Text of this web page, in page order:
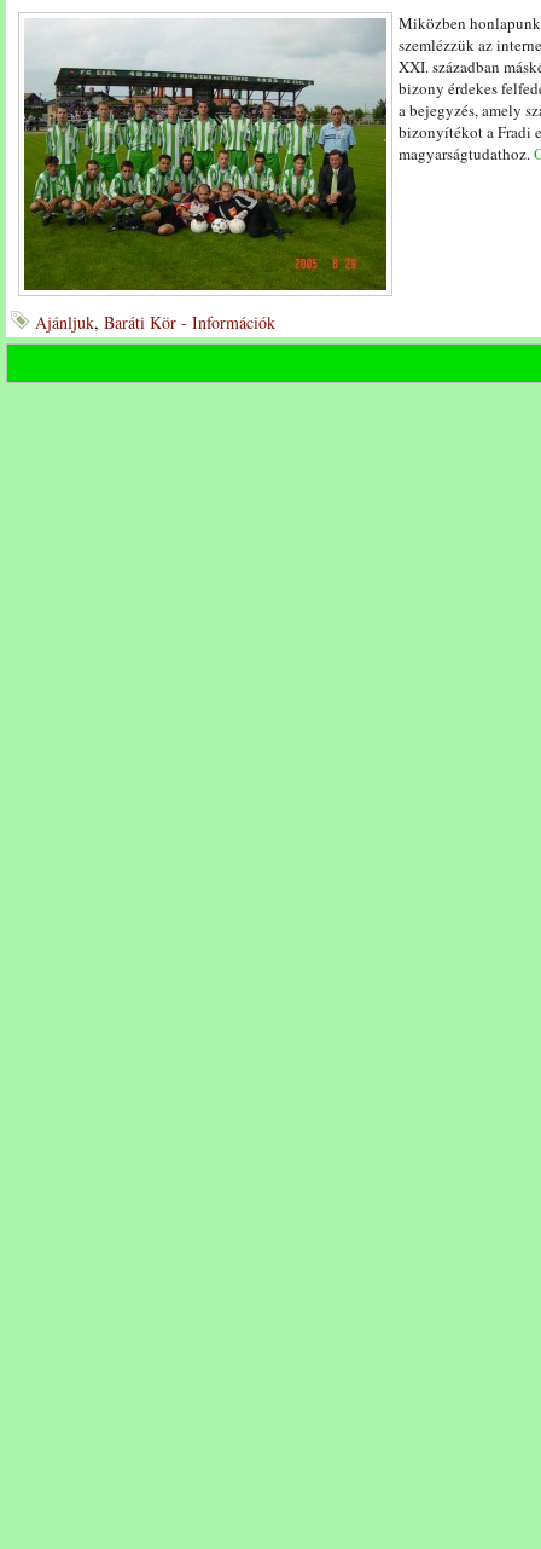
Miközben
szemlézzük az
XXI. században
bizony érdekes
a bejegyzés, amely
bizonyítékot a Fradi
magyarságtudathoz.
Ajánljuk, Baráti Kör - Információk